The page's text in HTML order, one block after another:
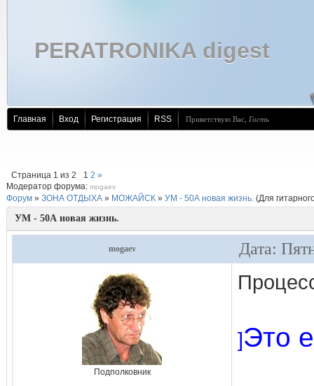
PERATRONIKA digest
Главная Вход Регистрация RSS Приветствую Вас Гость
Страница 1 из 2 1 2 »
Модератор форума: mogaev
Форум » ЗОНА ОТДЫХА » МОЖАЙСК » УМ - 50А новая жизнь. (Для
УМ - 50А новая жизнь.
mogaev Дата:
Подполковник
]Это